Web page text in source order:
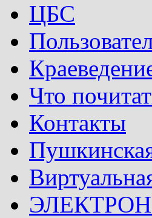
ЦБС
Что
Контакты